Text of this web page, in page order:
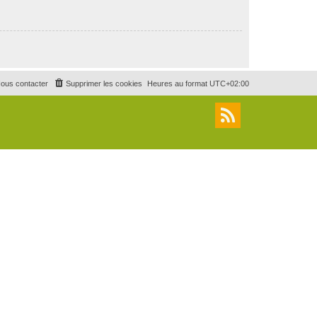
Heures au format UTC+02:00
Supprimer les cookies
contacter